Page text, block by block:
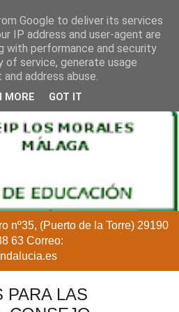
nº35, (Puerto de la Torre) 29190
63 Correo:
PARA LAS
Google to deliver its services
IP address and user-agent are
with performance and security
service, generate usage
address abuse.
MORE GOT IT